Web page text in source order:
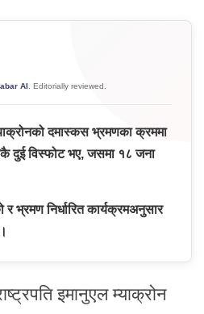
AI . Editorially reviewed.
दमास्कस भ्रमणका क्रममा
दुई विस्फोट भए, जसमा १८ जना
र भ्रमण निर्धारित कार्यक्रमअनुसार
इमानुएल म्याक्रोन